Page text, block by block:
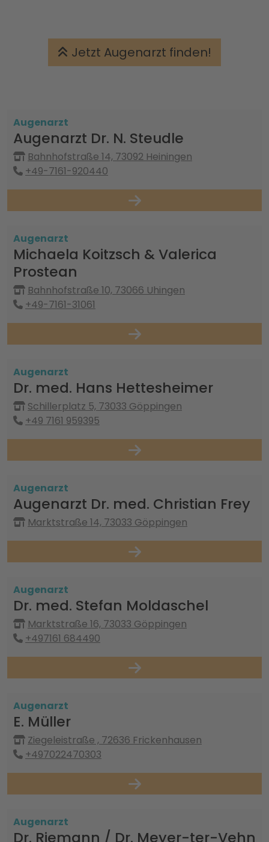
Jetzt Augenarzt finden!
Augenarzt
Augenarzt Dr. N. Steudle
Bahnhofstraße 14, 73092 Heiningen
+49-7161-920440
Augenarzt
Michaela Koitzsch & Valerica
Prostean
Bahnhofstraße 10, 73066 Uhingen
+49-7161-31061
Augenarzt
Dr. med. Hans Hettesheimer
Schillerplatz 5, 73033 Göppingen
+49 7161 959395
Augenarzt
Augenarzt Dr. med. Christian Frey
Marktstraße 14, 73033 Göppingen
Augenarzt
Dr. med. Stefan Moldaschel
Marktstraße 16, 73033 Göppingen
+497161 684490
Augenarzt
E. Müller
Ziegeleistraße , 72636 Frickenhausen
+497022470303
Augenarzt
Dr. Riemann / Dr. Meyer-ter-Vehn